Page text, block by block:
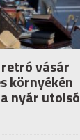
vásár
környékén
nyár utolsó